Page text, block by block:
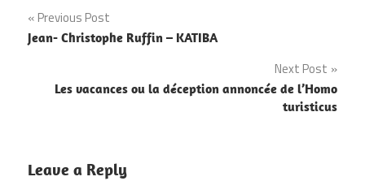
Navigation
de
l’article
Previous Post
Jean- Christophe Ruffin – KATIBA
Next Post
Les vacances ou la déception annoncée de l’Homo
turisticus
Leave a Reply